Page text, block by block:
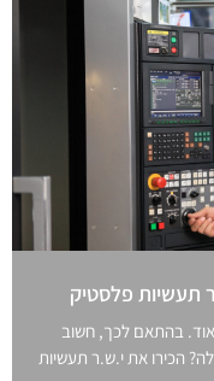
תעשיות פלסטיק
בהתאם לכך, חשוב
הכירו את י.ש.ר תעשיות